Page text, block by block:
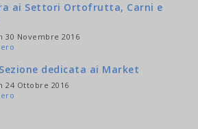
ai Settori Ortofrutta, Carni e
30 Novembre 2016
dedicata ai Market
24 Ottobre 2016